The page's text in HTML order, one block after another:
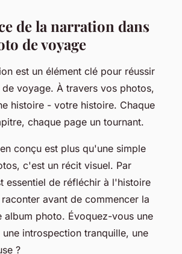
de la narration dans
de voyage
est un élément clé pour réussir
voyage. À travers vos photos,
histoire - votre histoire. Chaque
chaque page un tournant.
conçu est plus qu'une simple
c'est un récit visuel. Par
essentiel de réfléchir à l'histoire
avant de commencer la
album photo. Évoquez-vous une
introspection tranquille, une
?